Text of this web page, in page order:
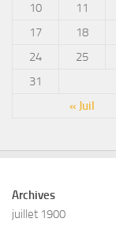
« Juil
10
11
17
18
24
25
31
Archives
juillet 1900